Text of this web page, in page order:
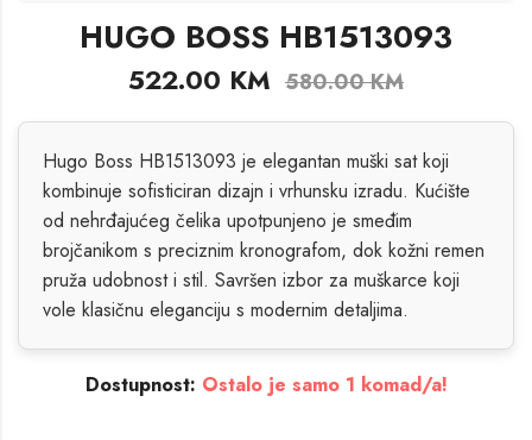
HUGO BOSS HB1513093
522.00 KM 580.00KM
Hugo Boss HB1513093 je elegantan muški sat koji
kombinuje sofisticiran dizajn i vrhunsku izradu. Kućište
od nehrđajućeg čelika upotpunjeno je smeđim
brojčanikom s preciznim kronografom, dok kožni remen
pruža udobnost i stil. Savršen izbor za muškarce koji
vole klasičnu eleganciju s modernim detaljima.
Dostupnost: Ostalo je samo 1 komad/a!